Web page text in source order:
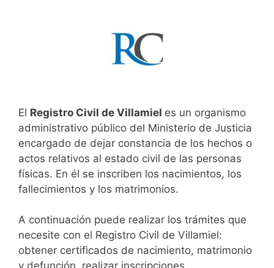
El Registro Civil de Villamiel es un organismo
administrativo público del Ministerio de Justicia
encargado de dejar constancia de los hechos o
actos relativos al estado civil de las personas
físicas. En él se inscriben los nacimientos, los
fallecimientos y los matrimonios.
A continuación puede realizar los trámites que
necesite con el Registro Civil de Villamiel:
obtener certificados de nacimiento, matrimonio